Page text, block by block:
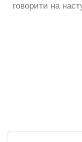
говорити на